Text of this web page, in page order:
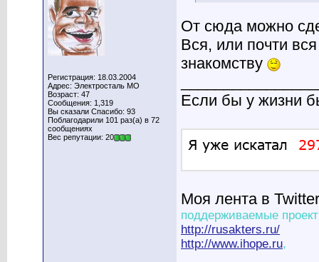
Регистрация: 18.03.2004
Адрес: Электросталь МО
Возраст: 47
Сообщения: 1,319
Вы сказали Спасибо: 93
Поблагодарили 101 раз(а) в 72
сообщениях
Вес репутации: 20
От сюда можно
Вся, или почти
знакомству
Если бы у жизни
Моя лента в
поддерживаемые
http://rusakters.ru/
http://www.ihope.ru,